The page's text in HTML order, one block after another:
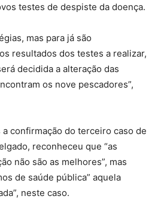
testes de despiste da doença.
mas para já são
resultados dos testes a realizar,
decidida a alteração das
os nove pescadores”,
confirmação do terceiro caso de
reconheceu que “as
não são as melhores”, mas
de saúde pública” aquela
neste caso.